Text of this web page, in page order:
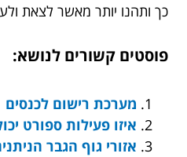
כך ותהנו יותר מאשר לצאת
פוסטים קשורים לנושא:
מערכת רישום לכנסים
איזו פעילות ספורט
אזורי גוף הגבר